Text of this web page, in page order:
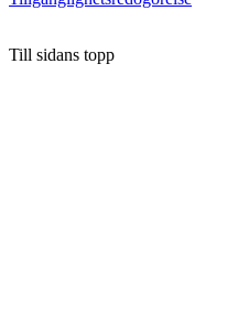
Till sidans topp